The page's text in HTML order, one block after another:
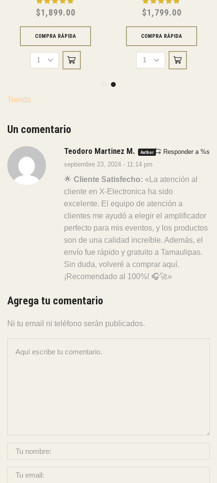
$2,999.00
COMPRA RÁPIDA
Kit
quantity
$1,899.00
COMPRA RÁPIDA
Amplificador
Tienda .
Un comentario
Teodoro Martinez M. Author
septiembre 23, 2024 - 11:14 pm
🌟 Cliente Satisfecho: «La atención al
cliente en X-Electronica ha sido
excelente. El equipo de atención a
clientes me ayudó a elegir el amplificador
perfecto para mis eventos, y los productos
son de una calidad increíble. Además, el
envío fue rápido y gratuito a Tamaulipas.
Sin duda, volveré a comprar aquí.
¡Recomendado al 100%! 🎧🚀»
Responder a %s
Agrega tu comentario
Ni tu email ni teléfono serán publicados.